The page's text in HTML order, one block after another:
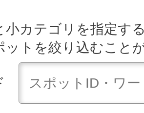
小カテゴリを指定す
ットを絞り込むこと